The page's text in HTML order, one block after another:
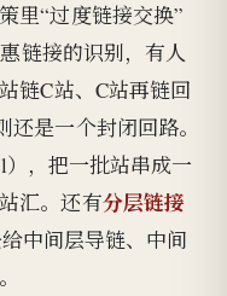
里“过度链接交换”
链接的识别，有人
C站、C站再链回
是一个封闭回路。
，把一批站串成一
汇。还有分层链接
中间层导链、中间